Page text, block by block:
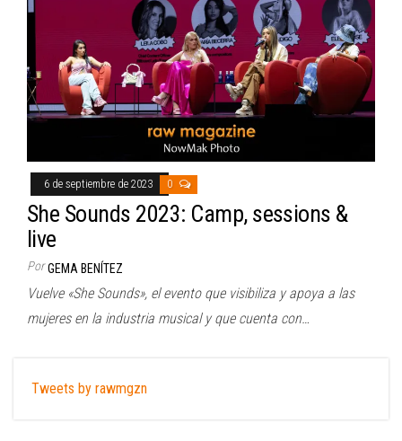
6 de septiembre de 2023 0
She Sounds 2023: Camp, sessions &
live
Por GEMA BENÍTEZ
Vuelve «She Sounds», el evento que visibiliza y apoya a las
mujeres en la industria musical y que cuenta con…
Tweets by rawmgzn